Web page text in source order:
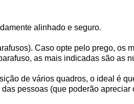
alinhado e seguro.
Caso opte pelo prego, os
as mais indicadas são as
de vários quadros, o ideal é
pessoas (que poderão apreciar